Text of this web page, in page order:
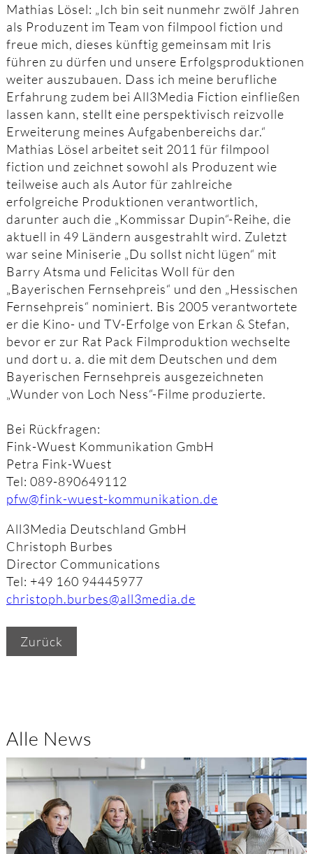
Mathias Lösel: „Ich bin seit nunmehr zwölf Jahren
als Produzent im Team von filmpool fiction und
freue mich, dieses künftig gemeinsam mit Iris
führen zu dürfen und unsere Erfolgsproduktionen
weiter auszubauen. Dass ich meine berufliche
Erfahrung zudem bei All3Media Fiction einfließen
lassen kann, stellt eine perspektivisch reizvolle
Erweiterung meines Aufgabenbereichs dar.“
Mathias Lösel arbeitet seit 2011 für filmpool
fiction und zeichnet sowohl als Produzent wie
teilweise auch als Autor für zahlreiche
erfolgreiche Produktionen verantwortlich,
darunter auch die „Kommissar Dupin“-Reihe, die
aktuell in 49 Ländern ausgestrahlt wird. Zuletzt
war seine Miniserie „Du sollst nicht lügen“ mit
Barry Atsma und Felicitas Woll für den
„Bayerischen Fernsehpreis“ und den „Hessischen
Fernsehpreis“ nominiert. Bis 2005 verantwortete
er die Kino- und TV-Erfolge von Erkan & Stefan,
bevor er zur Rat Pack Filmproduktion wechselte
und dort u. a. die mit dem Deutschen und dem
Bayerischen Fernsehpreis ausgezeichneten
„Wunder von Loch Ness“-Filme produzierte.
Bei Rückfragen:
Fink-Wuest Kommunikation GmbH
Petra Fink-Wuest
Tel: 089-890649112
pfw@fink-wuest-kommunikation.de
All3Media Deutschland GmbH
Christoph Burbes
Director Communications
Tel: +49 160 94445977
christoph.burbes@all3media.de
Zurück
Alle News